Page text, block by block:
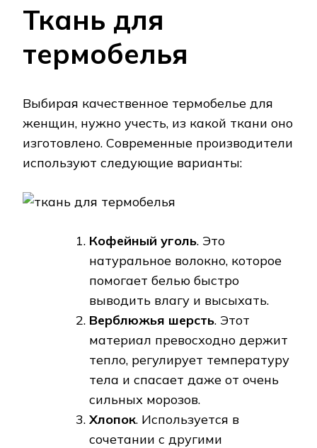
Ткань для
термобелья
Выбирая качественное термобелье для
женщин, нужно учесть, из какой ткани оно
изготовлено. Современные производители
используют следующие варианты:
Кофейный уголь. Это
натуральное волокно, которое
помогает белью быстро
выводить влагу и высыхать.
Верблюжья шерсть. Этот
материал превосходно держит
тепло, регулирует температуру
тела и спасает даже от очень
сильных морозов.
Хлопок. Используется в
сочетании с другими